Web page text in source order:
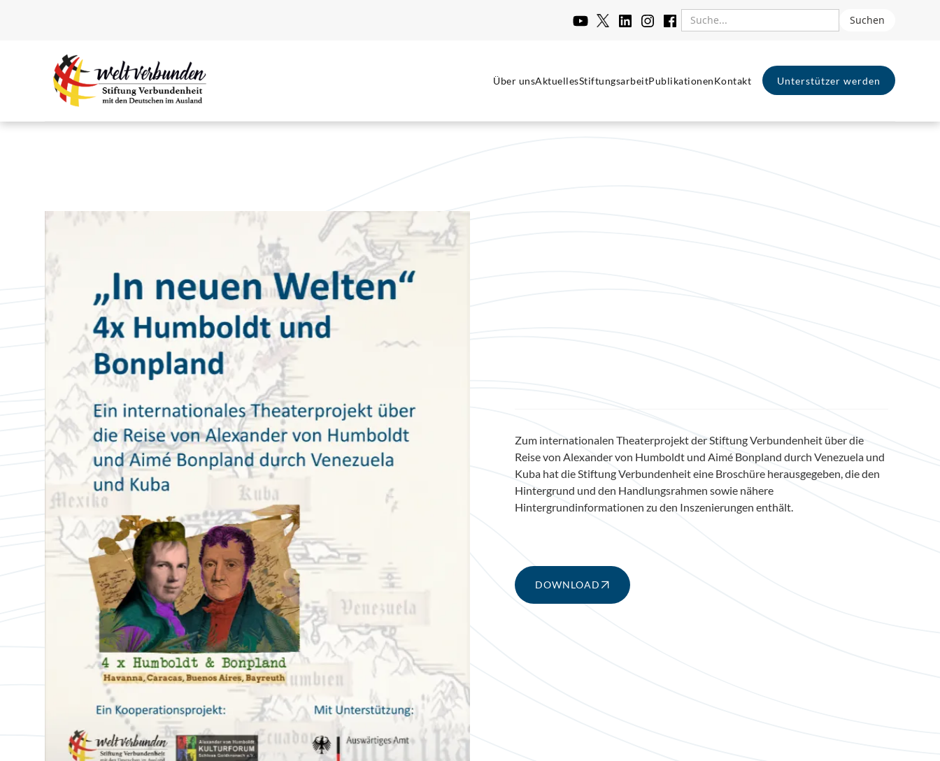
Über unsAktuellesStiftungsarbeitPublikationenKontakt Unterstützer werden
Zum internationalen Theaterprojekt der Stiftung Verbundenheit über die
Reise von Alexander von Humboldt und Aimé Bonpland durch Venezuela und
Kuba hat die Stiftung Verbundenheit eine Broschüre herausgegeben, die den
Hintergrund und den Handlungsrahmen sowie nähere
Hintergrundinformationen zu den Inszenierungen enthält.
DOWNLOAD